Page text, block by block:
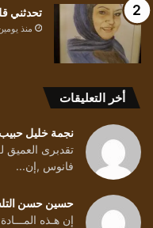
تحدثني
منذ
أخر التعليقات
نجمة خليل حبيب
تقدبرى العميق
فانوس ,إن...
حسين حسن
إن هـذه